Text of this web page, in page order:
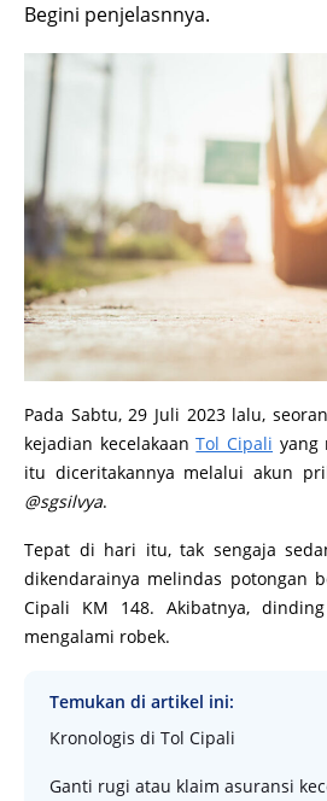
Begini penjelasnnya.
Pada Sabtu, 29 Juli 2023 lalu,
kejadian kecelakaanTol Cipali yang
itu diceritakannya melalui akun
@sgsilvya.
Tepat di hari itu, tak sengaja
dikendarainya melindas potongan
Cipali KM 148. Akibatnya, dinding
mengalami robek.
Temukan di artikel ini:
Kronologis di Tol Cipali
Ganti rugi atau klaim asuransi